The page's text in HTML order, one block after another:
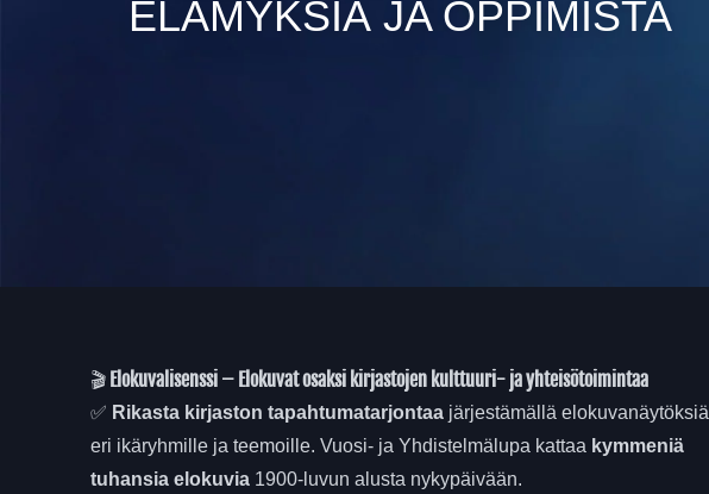
ELÄMYKSIÄ JA OPPIMISTA
🎬 Elokuvalisenssi – Elokuvat osaksi kirjastojen kulttuuri- ja yhteisötoimintaa
✅ Rikasta kirjaston tapahtumatarjontaajärjestämällä elokuvanäytöksiä
eri ikäryhmille ja teemoille. Vuosi- ja Yhdistelmälupa kattaa kymmeniä
tuhansia elokuvia1900-luvun alusta nykypäivään.